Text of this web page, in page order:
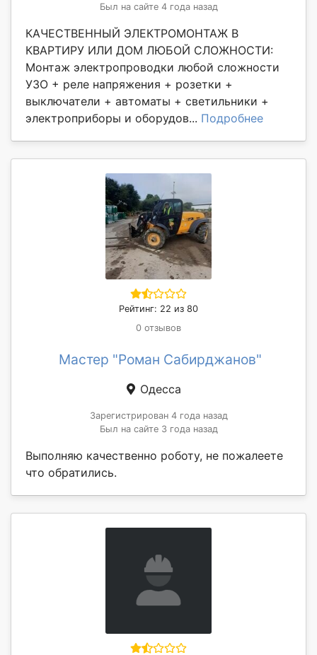
Был на сайте 4 года назад
КАЧЕСТВЕННЫЙ ЭЛЕКТРОМОНТАЖ В
КВАРТИРУ ИЛИ ДОМ ЛЮБОЙ СЛОЖНОСТИ:
Монтаж электропроводки любой сложности
УЗО + реле напряжения + розетки +
выключатели + автоматы + светильники +
электроприборы и оборудов... Подробнее
Рейтинг: 22 из 80
0 отзывов
Мастер "Роман Сабирджанов"
Одесса
Зарегистрирован 4 года назад
Был на сайте 3 года назад
Выполняю качественно роботу, не пожалеете
что обратились.